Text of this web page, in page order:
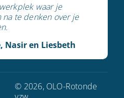
waar je
te denken over je
Nasir en Liesbeth
© 2026, OLO-Rotonde